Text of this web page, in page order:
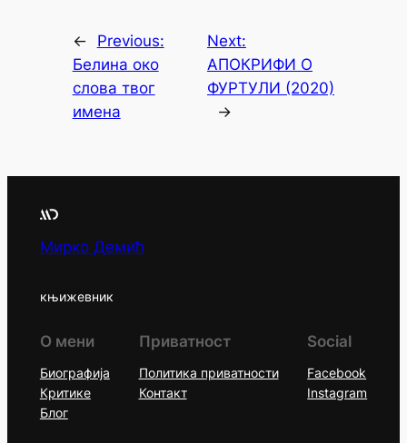
←
Previous:
Белина око
слова твог
имена
Next:
АПОКРИФИ О
ФУРТУЛИ (2020)
→
Мирко Демић
књижевник
О мени
Биографија
Критике
Блог
Приватност
Политика приватности
Контакт
Social
Facebook
Instagram